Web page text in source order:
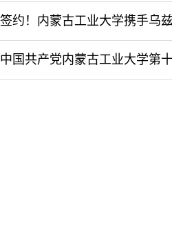
中国共产党内蒙古工业大学第